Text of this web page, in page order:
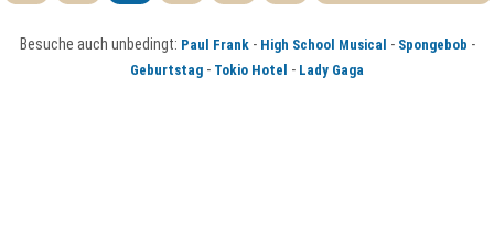
Besuche auch unbedingt: Paul Frank- High School Musical - Spongebob -
Geburtstag - Tokio Hotel - Lady Gaga